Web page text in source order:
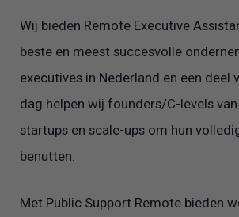
Wij bieden Remote Executive
beste en meest succesvolle
executives in Nederland en een deel
dag helpen wij founders/C-levels
startups en scale-ups om hun
benutten.
Met Public Support Remote bieden